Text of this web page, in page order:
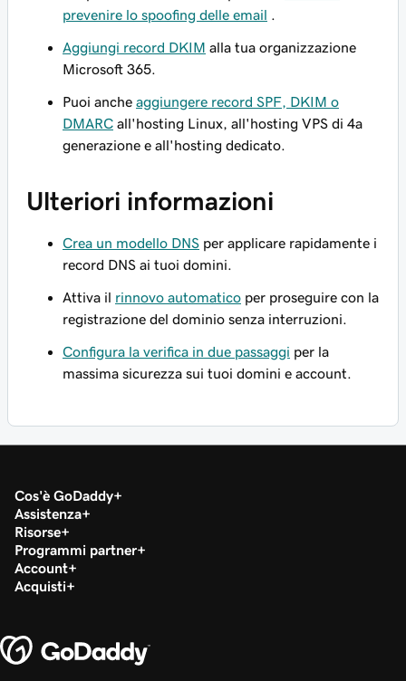
prevenire lo spoofing delle email
Aggiungi record DKIM alla tua organizzazione
Microsoft 365.
Puoi anche aggiungere record SPF, DKIM o
DMARC all'hosting Linux, all'hosting VPS di 4a
generazione e all'hosting dedicato.
Ulteriori informazioni
Crea un modello DNS per applicare rapidamente i
record DNS ai tuoi domini.
Attiva il rinnovo automatico per proseguire con la
registrazione del dominio senza interruzioni.
Configura la verifica in due passaggi per la
massima sicurezza sui tuoi domini e account.
Cos'è GoDaddy
Assistenza
Risorse
Programmi partner
Account
Acquisti